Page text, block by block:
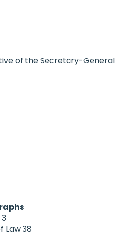
of the Secretary-
3
Law38